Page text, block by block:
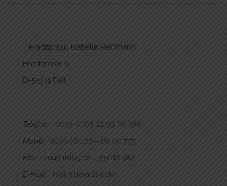
Tierarztpraxis Isabelle Reißmann
Friedensstr. 9
D-54341 Fell
Telefon:
0049-(0)65 02 99 66 386
Mobil:
0049-(0)1 77 – 86 80 775
Fax: 0049 (0)65 02 – 99 66 387
E-Mail:
mail@tierarzt-ir.de